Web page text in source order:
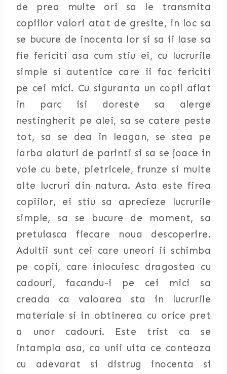
de prea multe ori sa le transmita
copiilor valori atat de gresite, in loc sa
se bucure de inocenta lor si sa ii lase sa
fie fericiti asa cum stiu ei, cu lucrurile
simple si autentice care ii fac fericiti
pe cei mici. Cu siguranta un copil aflat
in parc isi doreste sa alerge
nestingherit pe alei, sa se catere peste
tot, sa se dea in leagan, se stea pe
iarba alaturi de parinti si sa se joace in
voie cu bete, pietricele, frunze si multe
alte lucruri din natura. Asta este firea
copiilor, ei stiu sa aprecieze lucrurile
simple, sa se bucure de moment, sa
pretuiasca fiecare noua descoperire.
Adultii sunt cei care uneori ii schimba
pe copii, care inlocuiesc dragostea cu
cadouri, facandu-i pe cei mici sa
creada ca valoarea sta in lucrurile
materiale si in obtinerea cu orice pret
a unor cadouri. Este trist ca se
intampla asa, ca unii uita ce conteaza
cu adevarat si distrug inocenta si